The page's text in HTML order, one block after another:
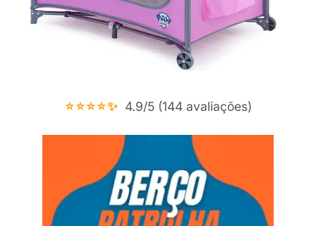
⭐⭐⭐⭐✨ 4.9/5 (144 avaliações)